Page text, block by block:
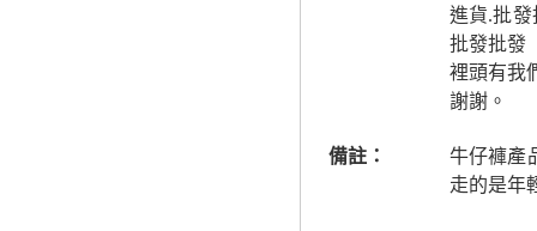
進貨.批
批發批發
裡頭有我
謝謝。
備註：
牛仔褲產
走的是年